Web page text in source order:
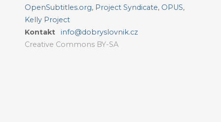
OpenSubtitles.org, Project Syndicate, OPUS,
Kelly Project
Kontakt
info@dobryslovnik.cz
Creative Commons BY-SA